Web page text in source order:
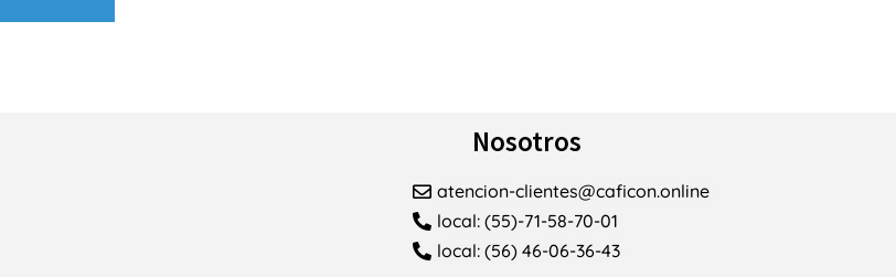
Nosotros
atencion-clientes@caficon.online
local: (55)-71-58-70-01
local: (56) 46-06-36-43